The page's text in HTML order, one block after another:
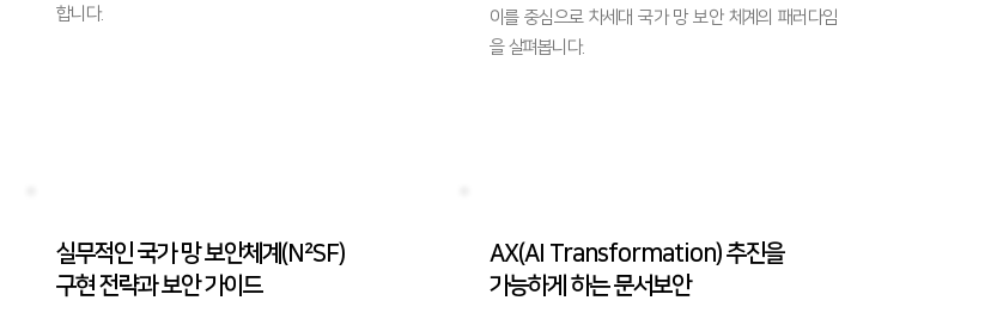
합니다.
​이를 중심으로 차세대 국가 망 보안 체계의 패러다임
을 살펴봅니다.
실무적인 국가 망 보안체계(N²SF)
구현 전략과 보안 가이드
AX(AI Transformation) 추진을
가능하게 하는 문서보안